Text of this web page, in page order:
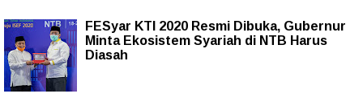
FESyar KTI 2020 Resmi Dibuka, Gubernur
Minta Ekosistem Syariah di NTB Harus
Diasah